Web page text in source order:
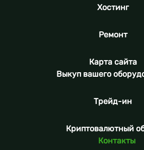
Хостинг
Ремонт
Карта сайта
Выкуп вашего
Трейд-ин
Криптовалютный
Контакты